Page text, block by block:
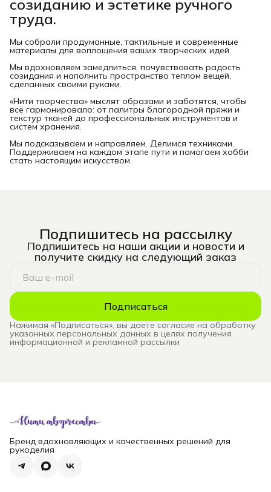
созиданию и эстетике ручного
труда.
Мы собрали продуманные, тактильные и современные
материалы для воплощения ваших творческих идей.
Мы вдохновляем замедлиться, почувствовать радость
созидания и наполнить пространство теплом вещей,
сделанных своими руками.
«Нити творчества» мыслят образами и заботятся, чтобы
всё гармонировало: от палитры благородной пряжи и
текстур тканей до профессиональных инструментов и
систем хранения.
Мы подсказываем и направляем. Делимся техниками.
Поддерживаем на каждом этапе пути и помогаем хобби
стать настоящим искусством.
Подпишитесь на рассылку
Подпишитесь на наши акции и новости и
получите скидку на следующий заказ
Подписаться
Нажимая «Подписаться», вы даете согласие на обработку
указанных персональных данных в целях получения
информационной и рекламной рассылки
Бренд вдохновляющих и качественных решений для
рукоделия